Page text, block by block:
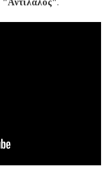
"Αντίλαλος".